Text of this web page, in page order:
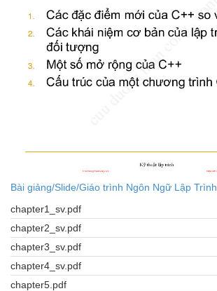
Bài giảng/Slide/Giáo trình Ngôn Ngữ Lập Trình
chapter1_sv.pdf
chapter2_sv.pdf
chapter3_sv.pdf
chapter4_sv.pdf
chapter5.pdf